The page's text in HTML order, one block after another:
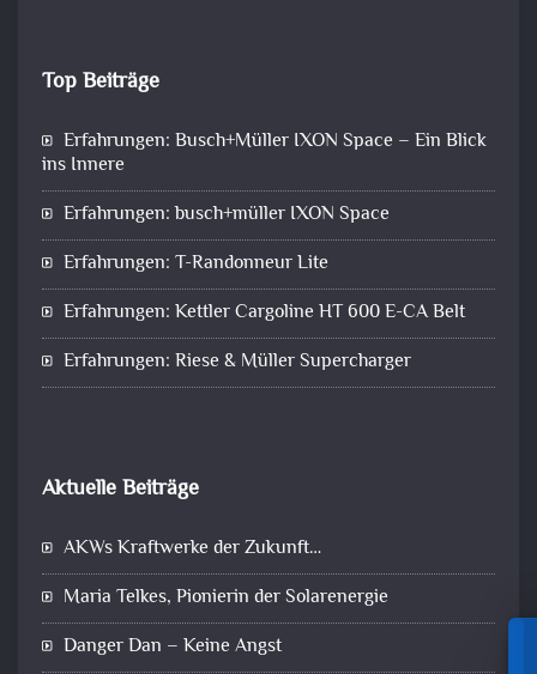
Top Beiträge
Erfahrungen: Busch+Müller IXON Space – Ein Blick
ins Innere
Erfahrungen: busch+müller IXON Space
Erfahrungen: T-Randonneur Lite
Erfahrungen: Kettler Cargoline HT 600 E-CA Belt
Erfahrungen: Riese & Müller Supercharger
Aktuelle Beiträge
AKWs Kraftwerke der Zukunft…
Maria Telkes, Pionierin der Solarenergie
Danger Dan – Keine Angst